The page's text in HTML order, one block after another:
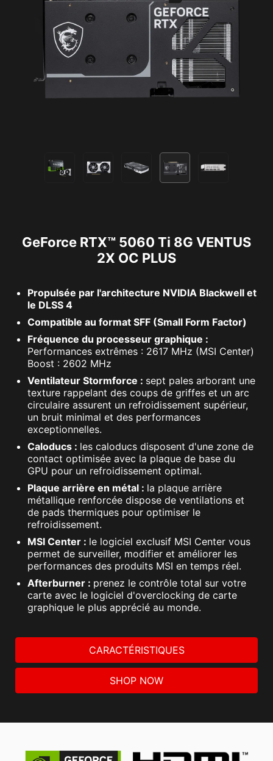
GeForce RTX™ 5060 Ti 8G VENTUS
2X OC PLUS
Propulsée par l'architecture NVIDIA Blackwell et
le DLSS 4
Compatible au format SFF (Small Form Factor)
Fréquence du processeur graphique :
Performances extrêmes : 2617 MHz (MSI Center)
Boost : 2602 MHz
Ventilateur Stormforce : sept pales arborant une
texture rappelant des coups de griffes et un arc
circulaire assurent un refroidissement supérieur,
un bruit minimal et des performances
exceptionnelles.
Caloducs : les caloducs disposent d'une zone de
contact optimisée avec la plaque de base du
GPU pour un refroidissement optimal.
Plaque arrière en métal : la plaque arrière
métallique renforcée dispose de ventilations et
de pads thermiques pour optimiser le
refroidissement.
MSI Center : le logiciel exclusif MSI Center vous
permet de surveiller, modifier et améliorer les
performances des produits MSI en temps réel.
Afterburner : prenez le contrôle total sur votre
carte avec le logiciel d'overclocking de carte
graphique le plus apprécié au monde.
CARACTÉRISTIQUES
SHOP NOW